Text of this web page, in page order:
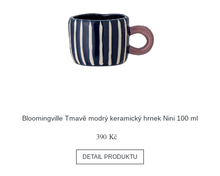
Bloomingville Tmavě modrý keramický hrnek Nini 100 ml
390 Kč
DETAIL PRODUKTU